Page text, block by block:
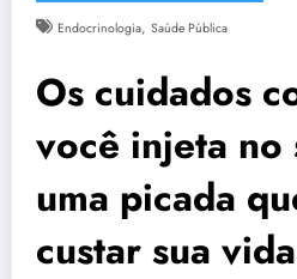
Endocrinologia, Saúde Pública
Os cuidados
você injeta no
uma picada
custar sua vida